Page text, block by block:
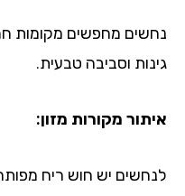
נחשים מחפשים מקומות
גינות וסביבה טבעית.
איתור מקורות מזון:
לנחשים יש חוש ריח